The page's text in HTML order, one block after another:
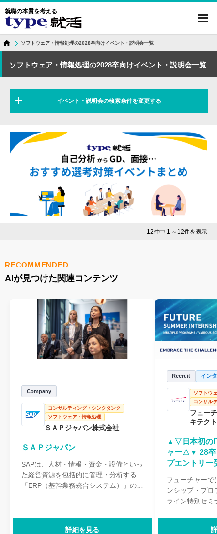
就職の本質を考える
ソフトウェア・情報処理の2028卒向けイベント・説明会一覧
ソフトウェア・情報処理の2028卒向けイベント・説明会一覧
イベント・説明会の検索条件を変更する
12件中 1 ～12件を表示
RECOMMENDED
AIが見つけた関連コンテンツ
Company
コンサルティング・シンクタンク
ソフトウェア・情報処理
ＳＡＰジャパン株式会社
ＳＡＰジャパン
SAPは、人材・情報・資金・設備といっ
た経営資源を包括的に管理・分析する
「ERP（基幹業務統合システム）」の導
き、世界130カ国以上に支社を展開して
います。SAPジャパンは、SAPの日本法
詳細を見る
Recruit イン
ソフトウ
コンサル
フュー
キテク
▲▽日本初の
ャー△▼ 28
プエントリー
フューチャーで
ンシップ・プロ
ライン特別セミ